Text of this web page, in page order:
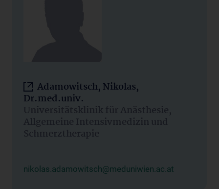
Adamowitsch, Nikolas,
Dr.med.univ.
Universitätsklinik für Anästhesie,
Allgemeine Intensivmedizin und
Schmerztherapie
nikolas.adamowitsch@meduniwien.ac.at